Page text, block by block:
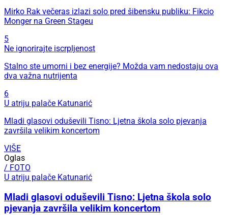
Mirko Rak večeras izlazi solo pred šibensku publiku: Fikcio
Monger na Green Stageu
5
Ne ignorirajte iscrpljenost
Stalno ste umorni i bez energije? Možda vam nedostaju ova
dva važna nutrijenta
6
U atriju palače Katunarić
Mladi glasovi oduševili Tisno: Ljetna škola solo pjevanja
završila velikim koncertom
VIŠE
Oglas
/ FOTO
U atriju palače Katunarić
Mladi glasovi oduševili Tisno: Ljetna škola solo
pjevanja završila velikim koncertom